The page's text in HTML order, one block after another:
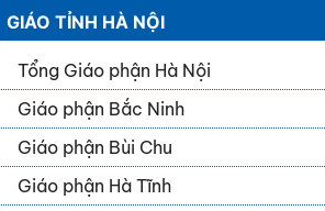
GIÁO TỈNH HÀ NỘI
Tổng Giáo phận Hà Nội
Giáo phận Bắc Ninh
Giáo phận Bùi Chu
Giáo phận Hà Tĩnh